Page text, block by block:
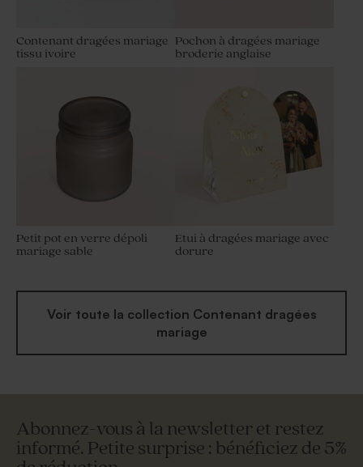
Contenant dragées mariage
tissu ivoire
Pochon à dragées mariage
broderie anglaise
Petit pot en verre dépoli
mariage sable
Etui à dragées mariage avec
dorure
Voir toute la collection Contenant dragées
mariage
Abonnez-vous à la newsletter et restez
informé. Petite surprise : bénéficiez de 5%